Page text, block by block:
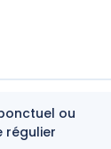
ou
régulier